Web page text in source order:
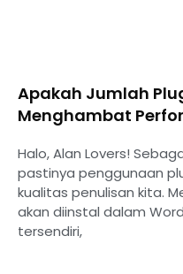
⁠Apakah Jumlah
Menghambat
Halo, Alan Lovers!
pastinya penggunaan
kualitas penulisan kita.
akan diinstal dalam
tersendiri,